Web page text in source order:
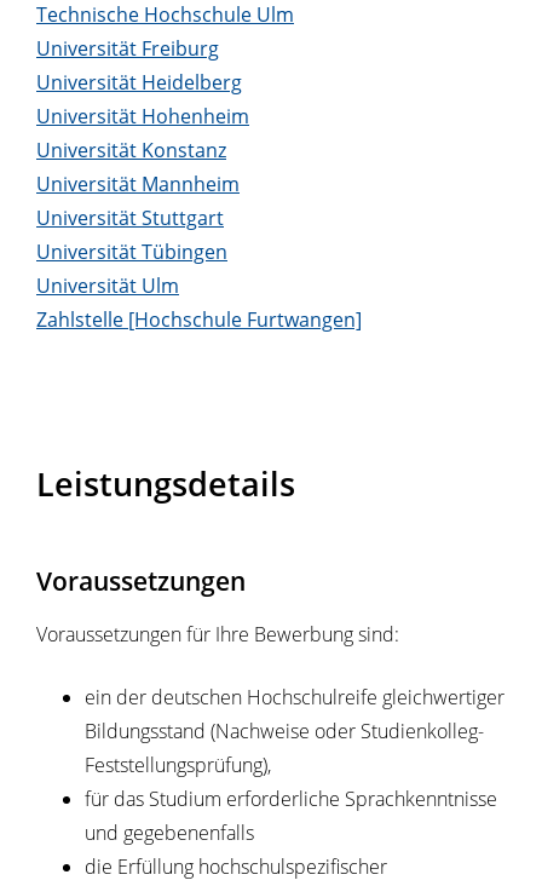
Technische Hochschule Ulm
Universität Freiburg
Universität Heidelberg
Universität Hohenheim
Universität Konstanz
Universität Mannheim
Universität Stuttgart
Universität Tübingen
Universität Ulm
Zahlstelle [Hochschule Furtwangen]
Leistungsdetails
Voraussetzungen
Voraussetzungen für Ihre Bewerbung sind:
ein der deutschen Hochschulreife gleichwertiger
Bildungsstand (Nachweise oder Studienkolleg-
Feststellungsprüfung),
für das Studium erforderliche Sprachkenntnisse
und gegebenenfalls
die Erfüllung hochschulspezifischer